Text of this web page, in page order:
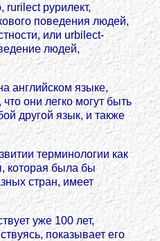
rurilect рурилект,
поведения людей,
или urbilect-
людей,
английском языке,
они легко могут быть
другой язык, и также
терминологии как
которая была бы
стран, имеет
уже 100 лет,
показывает его